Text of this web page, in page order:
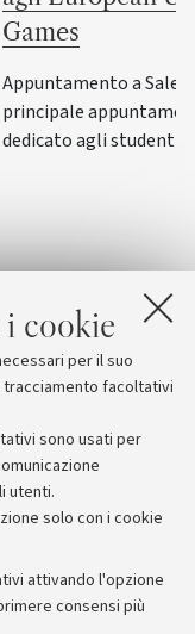
cookie
per il suo
facoltativi
sono usati per
utenti.
solo con i cookie
attivando l'opzione
consensi più
Games
Appuntamento a
principale
dedicato agli